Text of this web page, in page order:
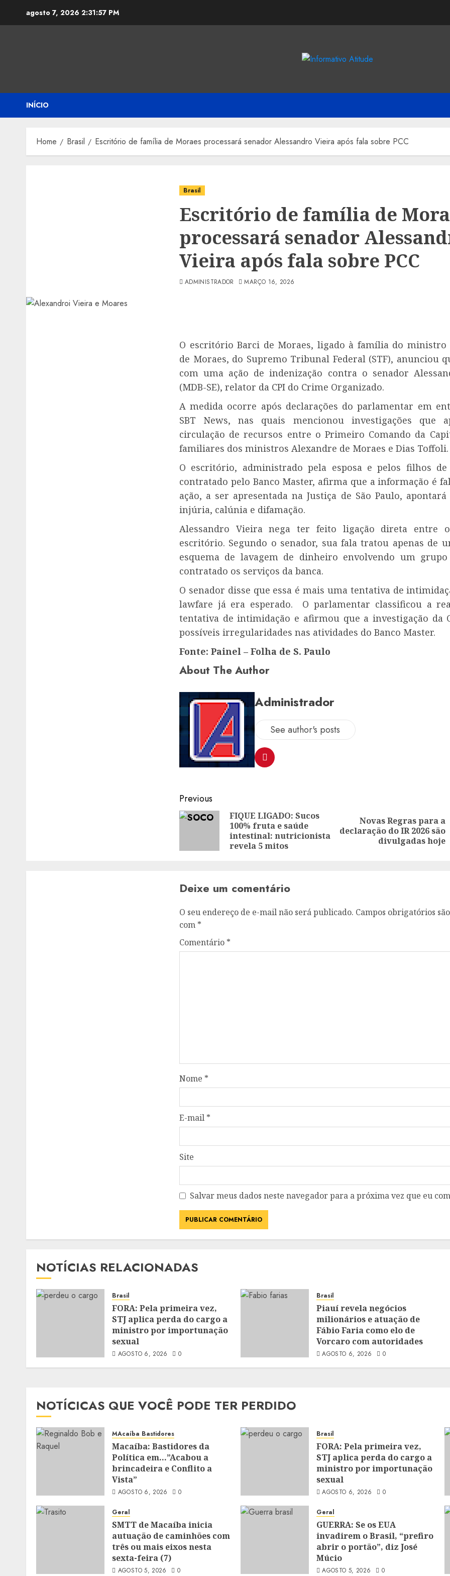
agosto 7, 2026 2:31:58 PM
INÍCIO
Home Brasil Escritório de família de Moraes processará senador Alessandro Vieira após fala sobre PCC
Brasil
Escritório de família de
processará senador
Vieira após fala sobre PCC
ADMINISTRADOR MARÇO 16, 2026
O escritório Barci de Moraes, ligado à família do ministro
de Moraes, do Supremo Tribunal Federal (STF), anunciou
com uma ação de indenização contra o senador
(MDB-SE), relator da CPI do Crime Organizado.
A medida ocorre após declarações do parlamentar em
SBT News, nas quais mencionou investigações que
circulação de recursos entre o Primeiro Comando da
familiares dos ministros Alexandre de Moraes e Dias Toffoli.
O escritório, administrado pela esposa e pelos filhos
contratado pelo Banco Master, afirma que a informação é
ação, a ser apresentada na Justiça de São Paulo,
injúria, calúnia e difamação.
Alessandro Vieira nega ter feito ligação direta entre
escritório. Segundo o senador, sua fala tratou apenas de
esquema de lavagem de dinheiro envolvendo um
contratado os serviços da banca.
O senador disse que essa é mais uma tentativa de
lawfare já era esperado. O parlamentar classificou a
tentativa de intimidação e afirmou que a investigação da
possíveis irregularidades nas atividades do Banco Master.
Fonte: Painel – Folha de S. Paulo
About The Author
Administrador
See author's posts
Post
navigation
Previous
Previous
FIQUE LIGADO: Sucos
100% fruta e saúde
intestinal: nutricionista
revela 5 mitos
Next
Novas Regras para a
declaração do IR 2026 são
divulgadas hoje
Deixe um comentário
O seu endereço de e-mail não será publicado. Campos obrigatórios
com *
Comentário *
Nome *
E-mail *
Site
Salvar meus dados neste navegador para a próxima vez que eu
NOTÍCIAS RELACIONADAS
Brasil
FORA: Pela primeira vez,
STJ aplica perda do cargo a
ministro por importunação
sexual
AGOSTO 6, 2026 0
Brasil
Piauí revela negócios
milionários e atuação de
Fábio Faria como elo de
Vorcaro com autoridades
AGOSTO 6, 2026 0
NOTÍCICAS QUE VOCÊ PODE TER PERDIDO
MAcaíba Bastidores
Macaíba: Bastidores da
Política em…”Acabou a
brincadeira e Conflito a
Vista”
AGOSTO 6, 2026 0
Brasil
FORA: Pela primeira vez,
STJ aplica perda do cargo a
ministro por importunação
sexual
AGOSTO 6, 2026 0
Geral
SMTT de Macaíba inicia
autuação de caminhões com
três ou mais eixos nesta
sexta-feira (7)
AGOSTO 5, 2026 0
Geral
GUERRA: Se os EUA
invadirem o Brasil, “prefiro
abrir o portão”, diz José
Múcio
AGOSTO 5, 2026 0